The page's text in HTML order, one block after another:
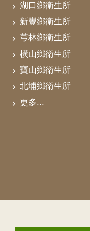
湖口鄉衛生所
新豐鄉衛生所
芎林鄉衛生所
橫山鄉衛生所
寶山鄉衛生所
北埔鄉衛生所
更多...